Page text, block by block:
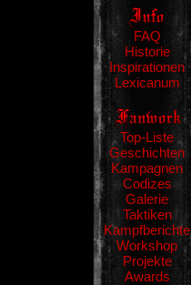
FAQ
Historie
Inspirationen
Lexicanum
Top-Liste
Geschichten
Kampagnen
Codizes
Galerie
Taktiken
Kampfberichte
Workshop
Projekte
Awards